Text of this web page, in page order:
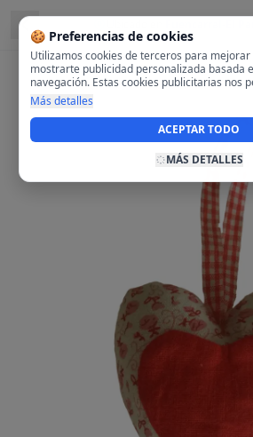
🍪 Preferencias de cookies
Utilizamos cookies de terceros para
mostrarte publicidad personalizada basada
navegación. Estas cookies publicitarias nos
analizar tu navegación en nuestra página y
mostrarte anuncios relevantes para ti. Al
de cookies para fines publicitarios y la
tus datos de navegación, incluyendo la
Más detalles
ACEPTAR TODO
MÁS DETALLES